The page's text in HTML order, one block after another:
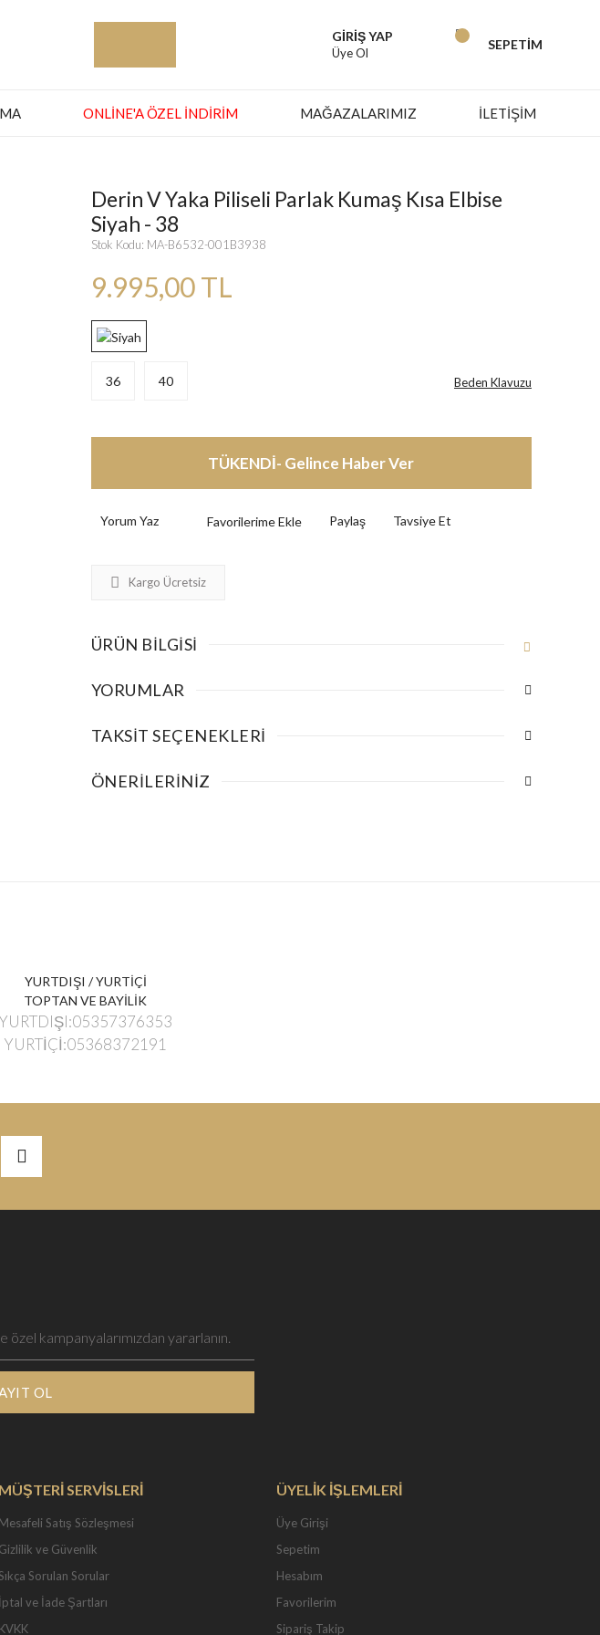
GİRİŞ YAP
Üye Ol
SEPETİM
ONLINE'A ÖZEL İNDIRIM MAĞAZALARIMIZ İLETİŞİM
Derin V Yaka Piliseli Parlak Kumaş Kısa Elbise
Siyah - 38
Stok Kodu: MA-B6532-001B3938
9.995,00 TL
36 40 Beden Klavuzu
TÜKENDİ- Gelince Haber Ver
Yorum Yaz Paylaş Tavsiye Et
Kargo Ücretsiz
ÜRÜN BILGISI
YORUMLAR
TAKSIT SEÇENEKLERI
ÖNERILERINIZ
YURTDIŞI / YURTİÇİ
TOPTAN VE BAYİLİK
YURTDIŞI:05357376353
YURTİÇİ:05368372191
OL
MÜŞTERİ SERVİSLERİ
Mesafeli Satış Sözleşmesi
Gizlilik ve Güvenlik
Sorulan Sorular
İptal ve İade Şartları
KVKK
ÜYELİK İŞLEMLERİ
Üye Girişi
Sepetim
Hesabım
Favorilerim
Sipariş Takip